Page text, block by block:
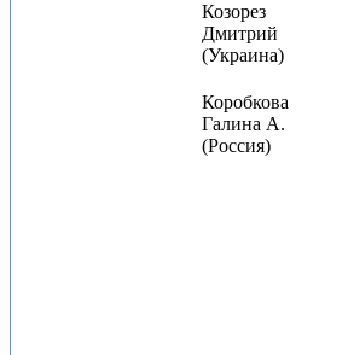
Козорез
Дмитрий
(Украина)
Коробкова
Галина А.
(Россия)